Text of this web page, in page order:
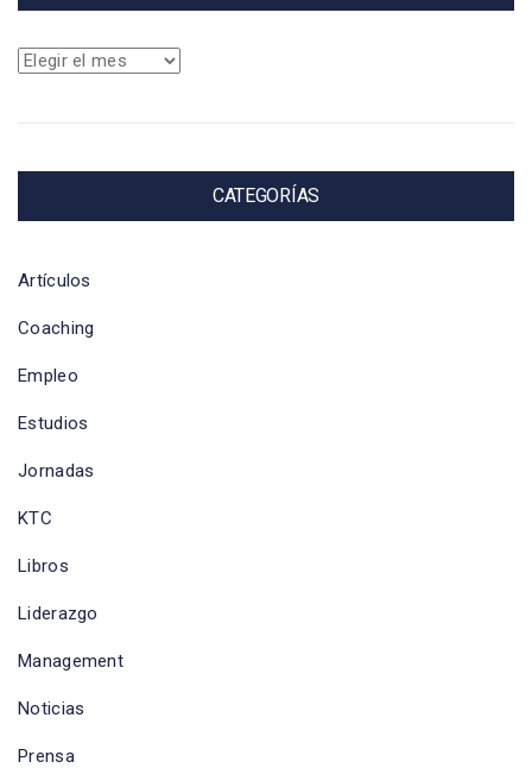
Archivos
CATEGORÍAS
Artículos
Coaching
Empleo
Estudios
Jornadas
KTC
Libros
Liderazgo
Management
Noticias
Prensa